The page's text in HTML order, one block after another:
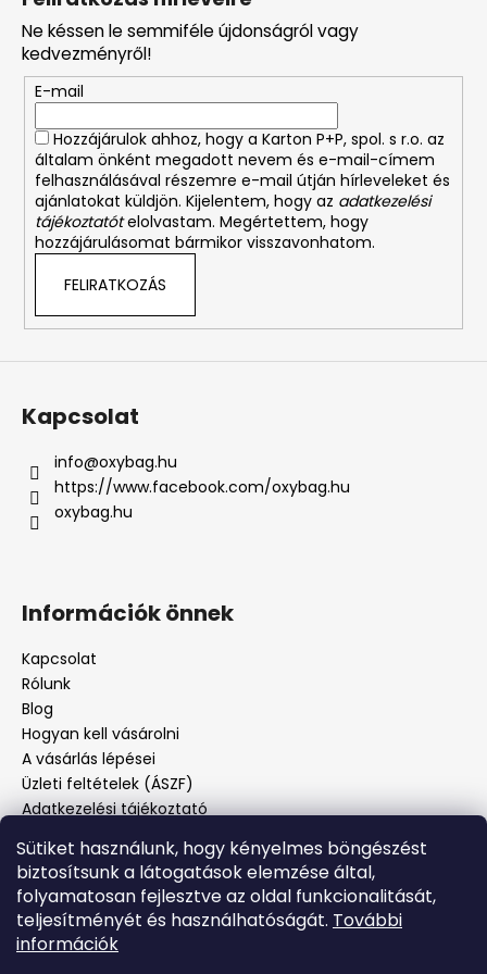
Sütiket használunk, hogy kényelmes böngészést
biztosítsunk a látogatások elemzése által,
folyamatosan fejlesztve az oldal funkcionalitását,
teljesítményét és használhatóságát. További
információk
Ne késsen le semmiféle újdonságról vagy
kedvezményről!
E-mail
Hozzájárulok ahhoz, hogy a Karton P+P, spol. s r.o. az
általam önként megadott nevem és e-mail-címem
felhasználásával részemre e-mail útján hírleveleket és
ajánlatokat küldjön. Kijelentem, hogy az adatkezelési
tájékoztatótelolvastam. Megértettem, hogy
hozzájárulásomat bármikor visszavonhatom.
FELIRATKOZÁS
Kapcsolat
info@oxybag.hu
https://www.facebook.com/oxybag.hu
oxybag.hu
Információk önnek
Kapcsolat
Rólunk
Blog
Hogyan kell vásárolni
A vásárlás lépései
Üzleti feltételek (ÁSZF)
Adatkezelési tájékoztató
Panaszjelenté
Facebook